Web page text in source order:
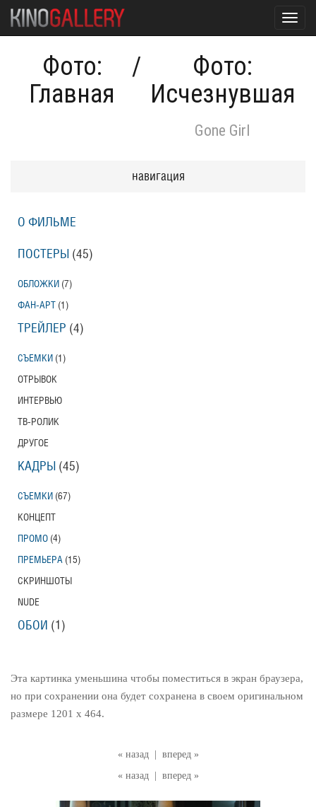
Фото:
Главная
/
Фото:
Исчезнувшая
Gone Girl
« назад
вперед »
« назад
вперед »
Эта картинка уменьшина чтобы поместиться в экран браузера,
но при сохранении она будет сохранена в своем оригинальном
размере 1201 x 464.
навигация
О ФИЛЬМЕ
ПОСТЕРЫ (45)
ОБЛОЖКИ (7)
ФАН-АРТ (1)
ТРЕЙЛЕР (4)
СЪЕМКИ (1)
ОТРЫВОК
ИНТЕРВЬЮ
ТВ-РОЛИК
ДРУГОЕ
КАДРЫ (45)
СЪЕМКИ (67)
КОНЦЕПТ
ПРОМО (4)
ПРЕМЬЕРА (15)
СКРИНШОТЫ
NUDE
ОБОИ (1)